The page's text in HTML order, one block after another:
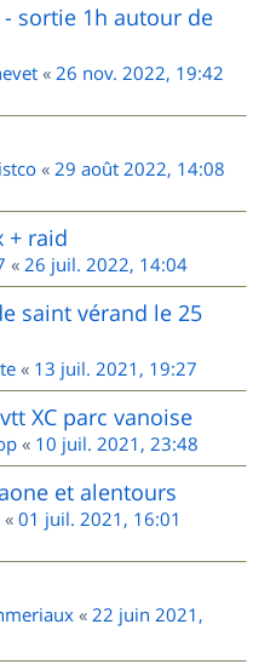
sortie 1h autour de
« 26 nov. 2022, 19:42
« 29 août 2022, 14:08
+ raid
« 26 juil. 2022, 14:04
saint vérand le 25
« 13 juil. 2021, 19:27
XC parc vanoise
« 10 juil. 2021, 23:48
et alentours
« 01 juil. 2021, 16:01
« 22 juin 2021,